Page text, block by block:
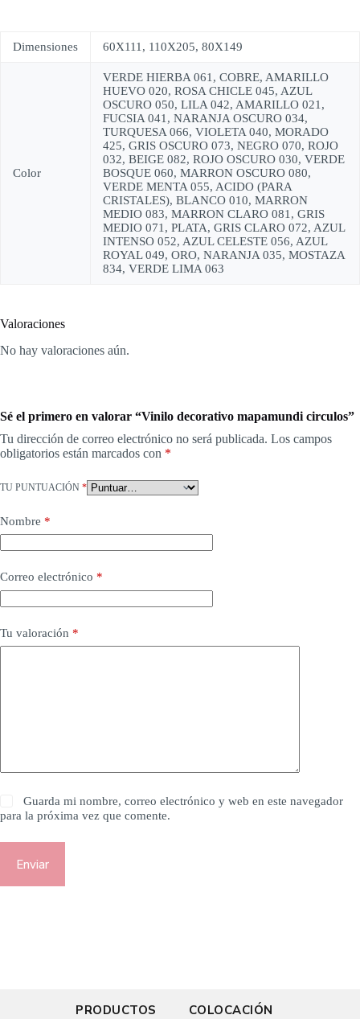
Dimensiones 60X111, 110X205, 80X149
Color
VERDE HIERBA 061, COBRE, AMARILLO
HUEVO 020, ROSA CHICLE 045, AZUL
OSCURO 050, LILA 042, AMARILLO 021,
FUCSIA 041, NARANJA OSCURO 034,
TURQUESA 066, VIOLETA 040, MORADO
425, GRIS OSCURO 073, NEGRO 070, ROJO
032, BEIGE 082, ROJO OSCURO 030, VERDE
BOSQUE 060, MARRON OSCURO 080,
VERDE MENTA 055, ACIDO (PARA
CRISTALES), BLANCO 010, MARRON
MEDIO 083, MARRON CLARO 081, GRIS
MEDIO 071, PLATA, GRIS CLARO 072, AZUL
INTENSO 052, AZUL CELESTE 056, AZUL
ROYAL 049, ORO, NARANJA 035, MOSTAZA
834, VERDE LIMA 063
Valoraciones
No hay valoraciones aún.
Sé el primero en valorar “Vinilo decorativo mapamundi circulos”
Tu dirección de correo electrónico no será publicada. Los campos
obligatorios están marcados con *
TU PUNTUACIÓN *
Nombre *
Correo electrónico *
Tu valoración *
Guarda mi nombre, correo electrónico y web en este navegador
para la próxima vez que comente.
Enviar
PRODUCTOS COLOCACIÓN